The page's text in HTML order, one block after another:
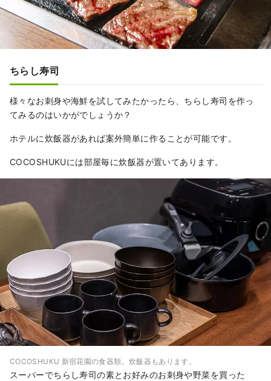
ちらし寿司
様々なお刺身や海鮮を試してみたかったら、ちらし寿司を作っ
てみるのはいかがでしょうか？
ホテルに炊飯器があれば案外簡単に作ることが可能です。
COCOSHUKUには部屋毎に炊飯器が置いてあります。
COCOSHUKU 新宿花園の食器類。炊飯器もあります。
スーパーでちらし寿司の素とお好みのお刺身や野菜を買った